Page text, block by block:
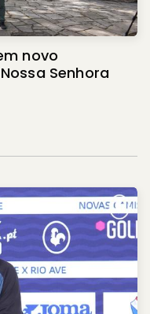
novo
Senhora